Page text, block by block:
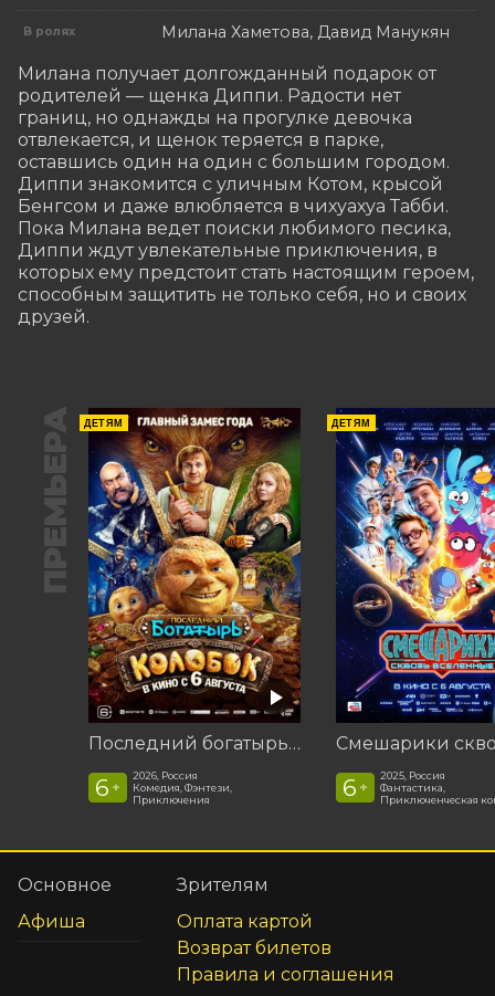
В ролях Милана Хаметова, Давид Манукян
Милана получает долгожданный подарок от
родителей — щенка Диппи. Радости нет
границ, но однажды на прогулке девочка
отвлекается, и щенок теряется в парке,
оставшись один на один с большим городом.
Диппи знакомится с уличным Котом, крысой
Бенгсом и даже влюбляется в чихуахуа Табби.
Пока Милана ведет поиски любимого песика,
Диппи ждут увлекательные приключения, в
которых ему предстоит стать настоящим героем,
способным защитить не только себя, но и своих
друзей.
ПРЕМЬЕРА ДЕТЯМ
Последний богатырь. Колобок
6 +
2026, Россия
Комедия, Фэнтези,
Приключения
ДЕТЯМ
6 +
2025, Россия
Фантастика,
Приключенческая
Основное
Афиша
Зрителям
Оплата картой
Возврат билетов
Правила и соглашения